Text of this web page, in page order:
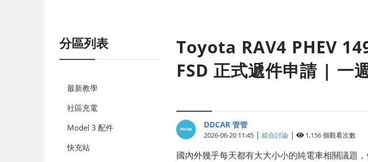
分區列表
最新教學
社區充電
Model 3 配件
快充站
Toyota RAV4 PHEV
FSD 正式遞件申請 | 一
DDCAR 管管
2026-06-20 11:45 | 綜合討論 | 1,156個觀看次數
國內外幾乎每天都有大大小小的純電車相關議題